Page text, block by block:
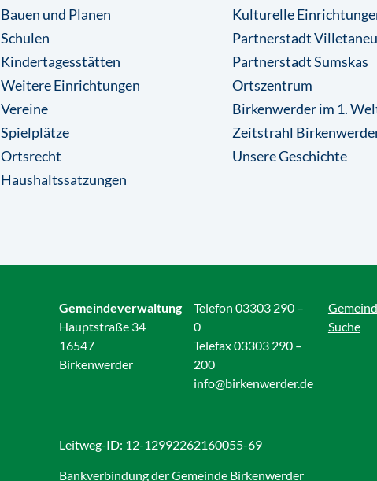
Bauen und Planen
Schulen
Kindertagesstätten
Weitere Einrichtungen
Vereine
Spielplätze
Ortsrecht
Haushaltssatzungen
Kulturelle
Partnerstadt
Partnerstadt Sumskas
Ortszentrum
Birkenwerder im 1.
Zeitstrahl
Unsere Geschichte
Gemeindeverwaltung
Hauptstraße 34
16547
Birkenwerder
Telefon 03303 290 –
0
Telefax 03303 290 –
200
info@birkenwerder.de
Suche
Leitweg-ID: 12-12992262160055-69
Bankverbindung der Gemeinde Birkenwerder